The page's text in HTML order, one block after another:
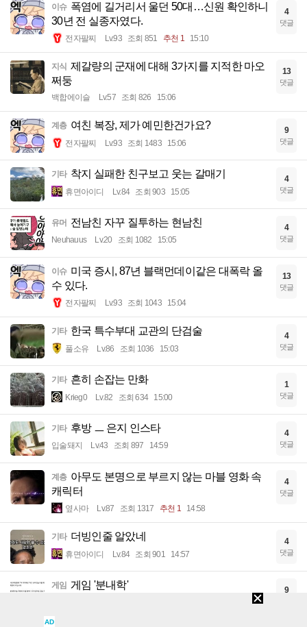
이슈 폭염에 길거리서 울던 50대…신원 확인하니
30년 전 실종자였다.
전자팔찌 Lv.93 조회 851 추천 1 15:10
4
댓글
지식 제갈량의 군재에 대해 3가지를 지적한 마오
쩌둥
백합에이슬 Lv.57 조회 826 15:06
13
댓글
계층 여친 복장, 제가 예민한건가요?
전자팔찌 Lv.93 조회 1483 15:06
9
댓글
기타 착지 실패한 친구보고 웃는 갈매기
휴면아이디 Lv.84 조회 903 15:05
4
댓글
유머 전남친 자꾸 질투하는 현남친
Neuhauus Lv.20 조회 1082 15:05
4
댓글
이슈 미국 증시, 87년 블랙먼데이같은 대폭락 올
수 있다.
전자팔찌 Lv.93 조회 1043 15:04
13
댓글
기타 한국 특수부대 교관의 단검술
풀소유 Lv.86 조회 1036 15:03
4
댓글
기타 흔히 손잡는 만화
Krieg0 Lv.82 조회 634 15:00
1
댓글
기타 후방 ㅡ 은지 인스타
입술돼지 Lv.43 조회 897 14:59
4
댓글
계층 아무도 본명으로 부르지 않는 마블 영화 속
캐릭터
옆사마 Lv.87 조회 1317 추천 1 14:58
4
댓글
기타 더빙인줄 알았네
휴면아이디 Lv.84 조회 901 14:57
4
댓글
게임 게임 '분내학' 9
AD